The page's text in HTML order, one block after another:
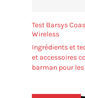
Test Barsys
Wireless
Ingrédients et
et accessoires
barman pour